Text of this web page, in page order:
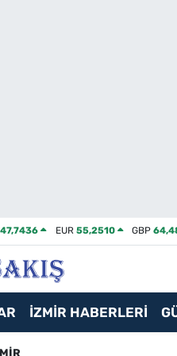
47,7436 EUR 55,2510 GBP
İZMİR HABERLERİ